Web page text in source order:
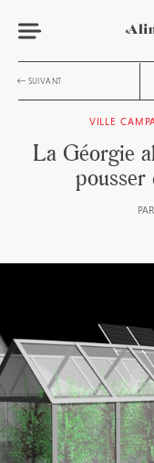
SUIVANT
VILLE
La Géorgie
pousser
PAR